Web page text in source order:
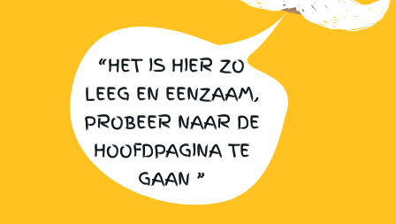
“HET IS HIER ZO
LEEG EN EENZAAM,
PROBEER NAAR DE
HOOFDPAGINA TE
GAAN ”